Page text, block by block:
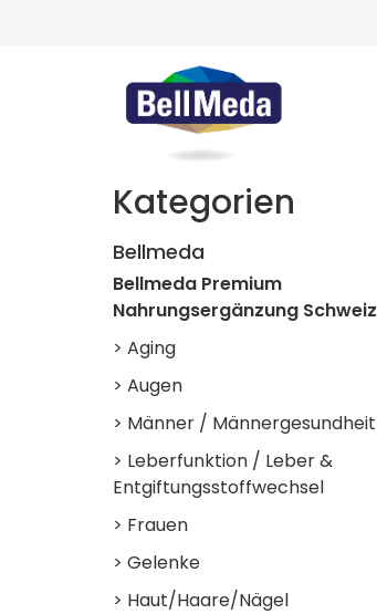
Kategorien
Bellmeda
Bellmeda Premium
Nahrungsergänzung Schweiz
> Aging
> Augen
> Männer / Männergesundheit
> Leberfunktion / Leber &
Entgiftungsstoffwechsel
> Frauen
> Gelenke
> Haut/Haare/Nägel